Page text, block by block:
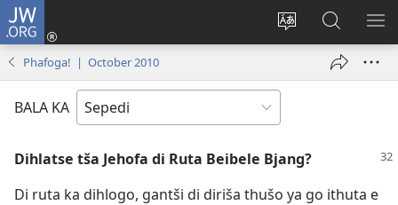
JW.ORG
Fetoša
Tsena
(opens
Nyaka
go
JW.ORG
Phafoga! | October 2010
BALA KA
Dihlatse tša Jehofa di Ruta Beibele Bjang?
Di ruta ka dihlogo, gantši di diriša thušo ya go ithuta e